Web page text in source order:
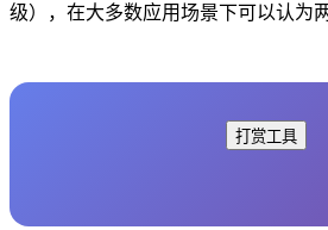
级），在大多数应用场景下可以认为
打赏工具